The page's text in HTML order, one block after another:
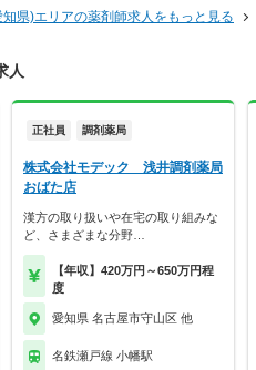
県)エリアの薬剤師求人をもっと見る
人
正社員 調剤薬局
株式会社モデック 浅井調剤薬局
おばた店
漢方の取り扱いや在宅の取り組みな
ど、さまざまな分野…
【年収】420万円～650万円程
度
愛知県 名古屋市守山区 他
名鉄瀬戸線 小幡駅